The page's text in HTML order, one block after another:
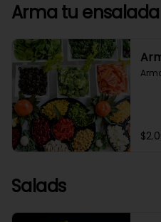
Arma tu ensalada
Salads